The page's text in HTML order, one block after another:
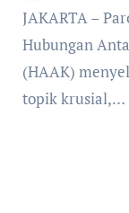
JAKARTA – Paroki Cijantung melalui Seksi
Hubungan
(HAAK)
topik krusial,…